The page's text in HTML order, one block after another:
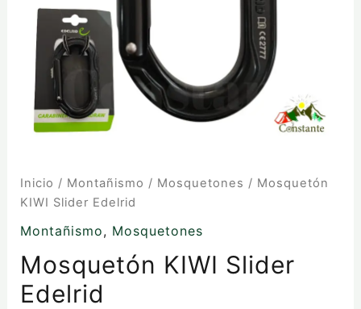
Inicio / Montañismo / Mosquetones / Mosquetón
KIWI Slider Edelrid
Montañismo, Mosquetones
Mosquetón KIWI Slider
Edelrid